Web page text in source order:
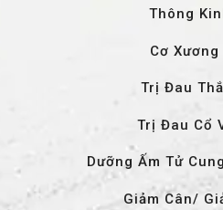
Thông
Cơ Xương
Trị Đau
Trị Đau Cổ
Dưỡng Ấm Tử
Giảm Cân/